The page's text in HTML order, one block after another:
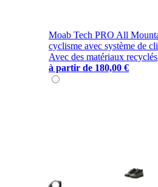
Moab Tech PRO All
cyclisme avec système de
Avec des matériaux recyclés
à partir de 180,00 €